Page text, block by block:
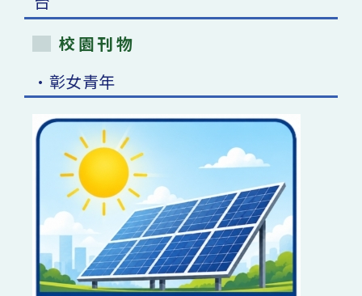
校園刊物
•彰女青年